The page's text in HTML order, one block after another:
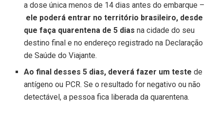
a dose única menos de 14 dias antes do embarque –
ele poderá entrar no território brasileiro, desde
que faça quarentena de 5 dias na cidade do seu
destino final e no endereço registrado na Declaração
de Saúde do Viajante.
Ao final desses 5 dias, deverá fazer um teste de
antígeno ou PCR. Se o resultado for negativo ou não
detectável, a pessoa fica liberada da quarentena.